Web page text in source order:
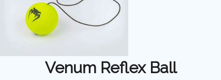
Venum Reflex Ball